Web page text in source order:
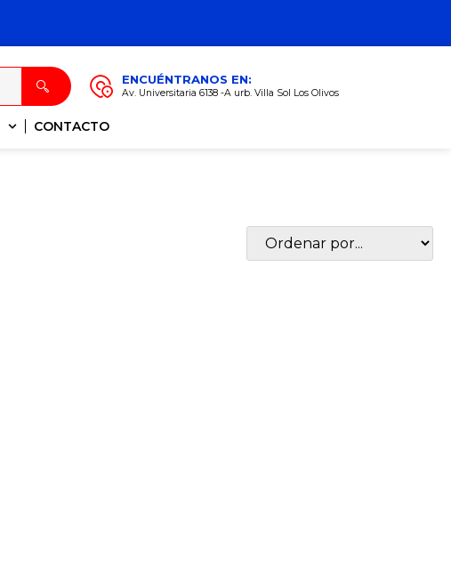
ENCUÉNTRANOS EN:
Av. Universitaria 6138 -A urb. Villa Sol Los Olivos
CONTACTO